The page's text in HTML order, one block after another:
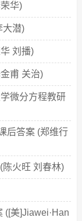
华)
大潜)
刘播)
甫 关治)
微分方程教研
后答案 (郑维行
火旺 刘春林)
([美]Jiawei·Han